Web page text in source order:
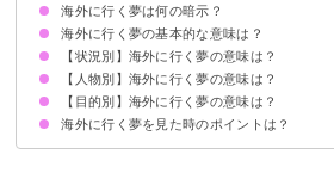
海外に行く夢は何の暗示？
海外に行く夢の基本的な意味は？
変化やチャレンジを望んでいる暗示
状況によって意味が決まる
【状況別】海外に行く夢の意味は？
1人で海外に行く夢【吉夢】
急に海外に行く準備をする夢【吉夢】
飛行機で海外に行く夢【吉夢】
船で海外に行く夢【警告夢】
【人物別】海外に行く夢の意味は？
家族が海外に行く夢【吉夢】
彼氏と海外に行く夢【警告夢】
好きな人と海外に行く夢【警告夢】
友達と海外に行く夢【吉夢】
祖父母と海外に行く夢【吉夢】
知らない人と海外に行く夢【吉夢】
【目的別】海外に行く夢の意味は？
海外旅行に行く夢【吉夢】
仕事で海外に行く夢【吉夢】
留学で海外に行く夢【吉夢】
転勤で海外に行く夢【吉夢】
海外に行って移住する夢【吉夢】
海外に行く夢を見た時のポイントは？
積極的にやりたいことをする
現状の環境を変えてみる